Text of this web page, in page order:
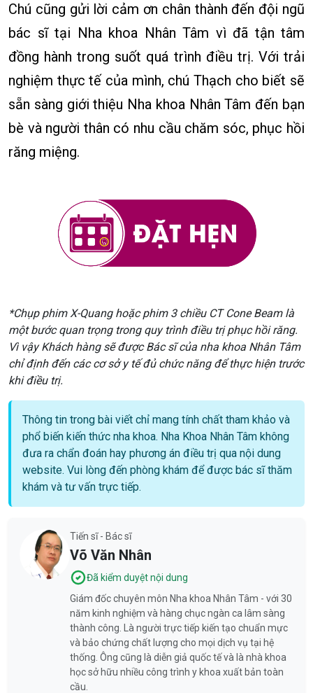
Chú cũng gửi lời cảm ơn chân thành đến đội ngũ
bác sĩ tại Nha khoa Nhân Tâm vì đã tận tâm
đồng hành trong suốt quá trình điều trị. Với trải
nghiệm thực tế của mình, chú Thạch cho biết sẽ
sẵn sàng giới thiệu Nha khoa Nhân Tâm đến bạn
bè và người thân có nhu cầu chăm sóc, phục hồi
răng miệng.
*Chụp phim X-Quang hoặc phim 3 chiều CT Cone Beam là
một bước quan trọng trong quy trình điều trị phục hồi răng.
Vì vậy Khách hàng sẽ được Bác sĩ của nha khoa Nhân Tâm
chỉ định đến các cơ sở y tế đủ chức năng để thực hiện trước
khi điều trị.
Thông tin trong bài viết chỉ mang tính chất tham khảo và
phổ biến kiến thức nha khoa. Nha Khoa Nhân Tâm không
đưa ra chẩn đoán hay phương án điều trị qua nội dung
website. Vui lòng đến phòng khám để được bác sĩ thăm
khám và tư vấn trực tiếp.
Tiến sĩ - Bác sĩ
Võ Văn Nhân
Đã kiểm duyệt nội dung
Giám đốc chuyên môn Nha khoa Nhân Tâm - với 30
năm kinh nghiệm và hàng chục ngàn ca lâm sàng
thành công. Là người trực tiếp kiến tạo chuẩn mực
và bảo chứng chất lượng cho mọi dịch vụ tại hệ
thống. Ông cũng là diễn giả quốc tế và là nhà khoa
học sở hữu nhiều công trình y khoa xuất bản toàn
cầu.